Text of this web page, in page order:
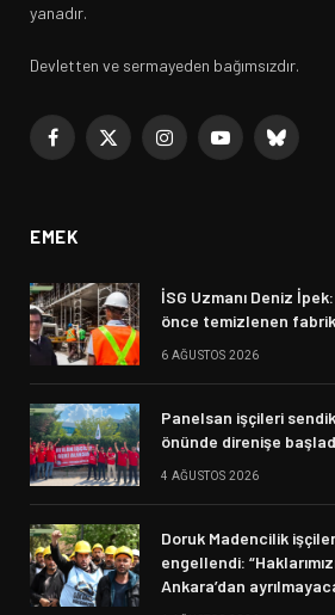
yanadır.
Devletten ve sermayeden bağımsızdır.
Facebook
X
InstagramYouTubeBluesky
EMEK
İSG Uzmanı Deniz
önce temizlenen
6 AĞUSTOS 2026
Panelsan işçileri
önünde direnişe
4 AĞUSTOS 2026
Doruk Madencilik
engellendi:
Ankara’dan